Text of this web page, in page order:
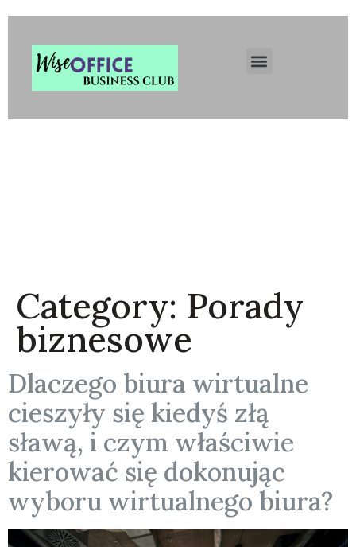
Category: Porady
biznesowe
Dlaczego biura wirtualne
cieszyły się kiedyś złą
sławą, i czym właściwie
kierować się dokonując
wyboru wirtualnego biura?